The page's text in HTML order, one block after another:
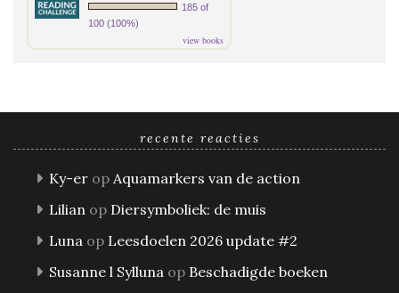
185 of
100 (100%)
view books
recente reacties
Ky-er op Aquamarkers van de action
Lilian op Diersymboliek: de muis
Luna op Leesdoelen 2026 update #2
Susanne l Sylluna op Beschadigde boeken